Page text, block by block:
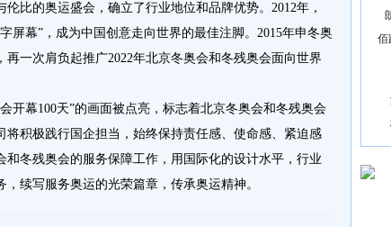
比的奥运盛会，确立了行业地位和品牌优势。2012年，
屏幕”，成为中国创意走向世界的最佳注脚。2015年申冬奥
一次肩负起推广2022年北京冬奥会和冬残奥会面向世界
开幕100天”的画面被点亮，标志着北京冬奥会和冬残奥会
积极践行国企担当，始终保持责任感、使命感、紧迫感
和冬残奥会的服务保障工作，用国际化的设计水平，行业
续写服务奥运的光荣篇章，传承奥运精神。
佰